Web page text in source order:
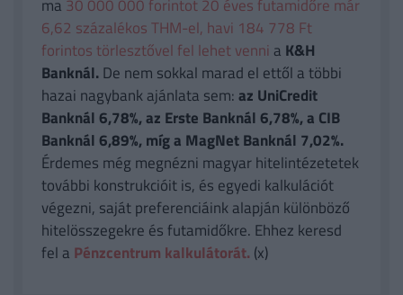
ma 30 000 000 forintot 20 éves futamidőre már
6,62 százalékos THM-el, havi 184 778 Ft
forintos törlesztővel fel lehet venni a K&H
Banknál.De nem sokkal marad el ettől a többi
hazai nagybank ajánlata sem:az UniCredit
Banknál 6,78%, az Erste Banknál 6,78%, a CIB
Banknál 6,89%, míg a MagNet Banknál 7,02%.
Érdemes még megnézni magyar hitelintézetetek
további konstrukcióit is, és egyedi kalkulációt
végezni, saját preferenciáink alapján különböző
hitelösszegekre és futamidőkre. Ehhez keresd
fel a Pénzcentrum kalkulátorát. (x)